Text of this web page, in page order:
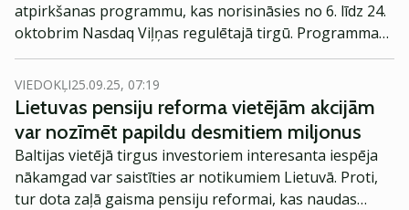
atpirkšanas programmu, kas norisināsies no 6. līdz 24.
oktobrim Nasdaq Viļņas regulētajā tirgū. Programmas
ietvaros banka plāno atpirkt līdz 1,17 miljoniem savu
akciju, īstenojot akcionāru pilnsapulces lēmumu.
VIEDOKĻI25.09.25, 07:19
Lietuvas pensiju reforma vietējām akcijām
var nozīmēt papildu desmitiem miljonus
Baltijas vietējā tirgus investoriem interesanta iespēja
nākamgad var saistīties ar notikumiem Lietuvā. Proti,
tur dota zaļā gaisma pensiju reformai, kas naudas